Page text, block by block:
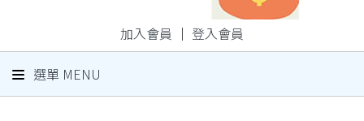
加入會員 ｜ 登入會員
選單 MENU